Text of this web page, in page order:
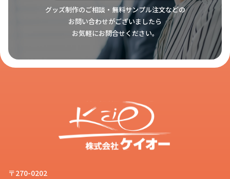
グッズ制作のご相談・無料サンプル注文などの
お問い合わせがございましたら
お気軽にお問合せください。
〒270-0202